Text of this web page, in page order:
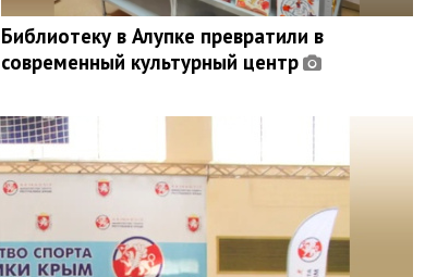
Библиотеку в Алупке превратили в
современный культурный центр